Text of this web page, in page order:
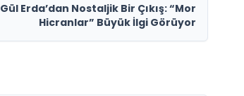
Gül Erda’dan Nostaljik Bir Çıkış: “Mor
Hicranlar” Büyük İlgi Görüyor